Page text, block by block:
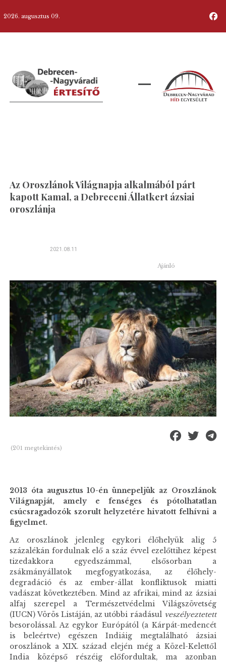
2026. augusztus 09.
Az Oroszlánok Világnapja alkalmából párt
kapott Kamal, a Debreceni Állatkert ázsiai
oroszlánja
2021.08.11
Ajánló
(201 megtekintés)
2013 óta augusztus 10-én ünnepeljük az Oroszlánok
Világnapját, amely e fenséges és pótolhatatlan
csúcsragadozók szorult helyzetére hivatott felhívni a
figyelmet.
Az oroszlánok jelenleg egykori élőhelyük alig 5
százalékán fordulnak elő a száz évvel ezelőttihez képest
tizedakkora egyedszámmal, elsősorban a
zsákmányállatok megfogyatkozása, az élőhely-
degradáció és az ember-állat konfliktusok miatti
vadászat következtében. Mind az afrikai, mind az ázsiai
alfaj szerepel a Természetvédelmi Világszövetség
(IUCN) Vörös Listáján, az utóbbi ráadásul veszélyeztetett
besorolással. Az egykor Európától (a Kárpát-medencét
is beleértve) egészen Indiáig megtalálható ázsiai
oroszlánok a XIX. század elején még a Közel-Kelettől
India középső részéig előfordultak, ma azonban